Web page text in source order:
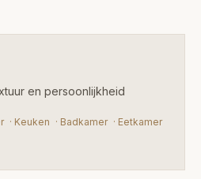
en persoonlijkheid
· Keuken · Badkamer · Eetkamer